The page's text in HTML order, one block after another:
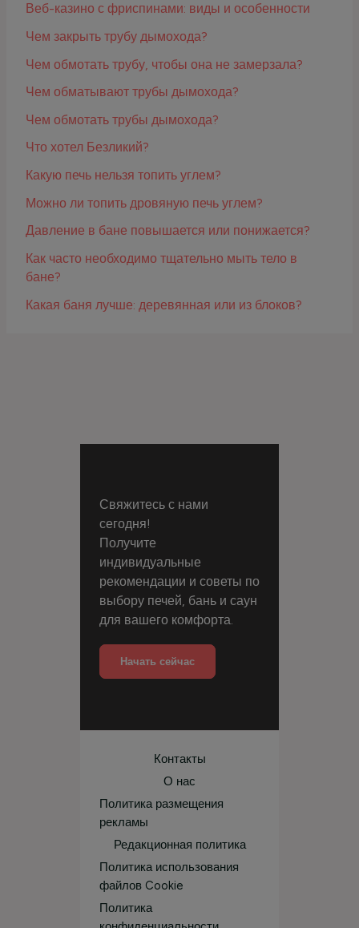
Веб-казино с фриспинами: виды и особенности
Чем закрыть трубу дымохода?
Чем обмотать трубу, чтобы она не замерзала?
Чем обматывают трубы дымохода?
Чем обмотать трубы дымохода?
Что хотел Безликий?
Какую печь нельзя топить углем?
Можно ли топить дровяную печь углем?
Давление в бане повышается или понижается?
Как часто необходимо тщательно мыть тело в
бане?
Какая баня лучше: деревянная или из блоков?
Свяжитесь с нами
сегодня!
Получите
индивидуальные
рекомендации и советы по
выбору печей, бань и саун
для вашего комфорта.
Начать сейчас
Контакты
О нас
Политика размещения
рекламы
Редакционная политика
Политика использования
файлов Cookie
Политика